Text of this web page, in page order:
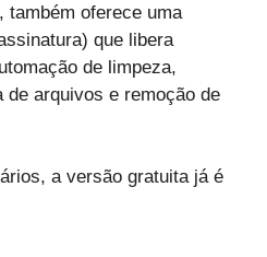
também oferece uma
que libera
de limpeza,
de arquivos e remoção de
a versão gratuita já é